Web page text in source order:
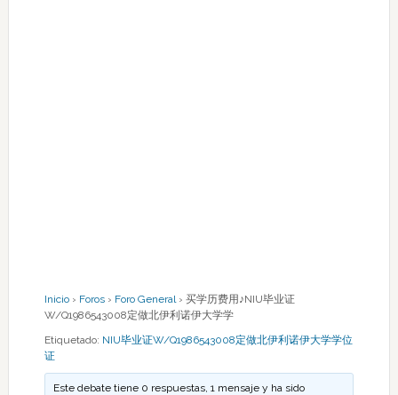
Inicio › Foros › Foro General › 买学历费用♪NIU毕业证
W/Q1986543008定做北伊利诺伊大学学
Etiquetado: NIU毕业证W/Q1986543008定做北伊利诺伊大学学位
证
Este debate tiene 0 respuestas, 1 mensaje y ha sido